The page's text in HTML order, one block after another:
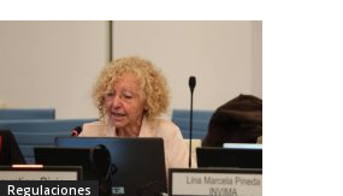
Regulaciones